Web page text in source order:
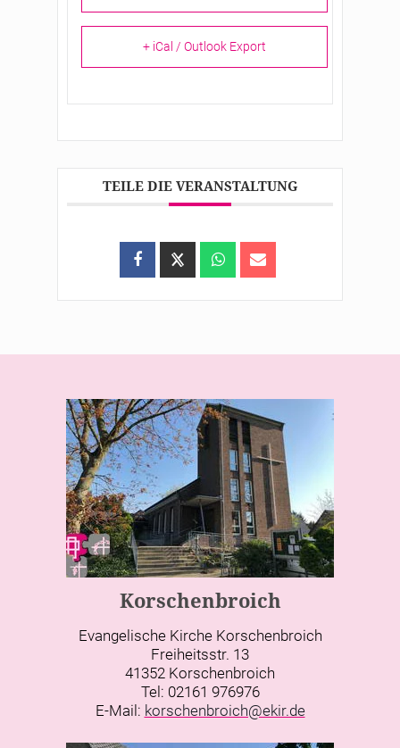
+ iCal / Outlook Export
TEILE DIE VERANSTALTUNG
Korschenbroich
Evangelische Kirche Korschenbroich
Freiheitsstr. 13
41352 Korschenbroich
Tel: 02161 976976
E-Mail: korschenbroich@ekir.de